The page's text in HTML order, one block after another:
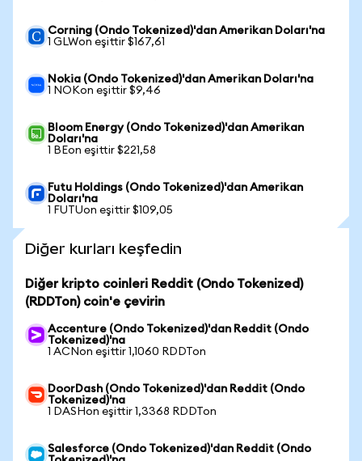
Corning (Ondo Tokenized)'dan Amerikan Doları'na
1 GLWon eşittir $167,61
Nokia (Ondo Tokenized)'dan Amerikan Doları'na
1 NOKon eşittir $9,46
Bloom Energy (Ondo Tokenized)'dan Amerikan
Doları'na
1 BEon eşittir $221,58
Futu Holdings (Ondo Tokenized)'dan Amerikan
Doları'na
1 FUTUon eşittir $109,05
Diğer kurları keşfedin
Diğer kripto coinleri Reddit (Ondo Tokenized)
(RDDTon) coin'e çevirin
Accenture (Ondo Tokenized)'dan Reddit (Ondo
Tokenized)'na
1 ACNon eşittir 1,1060 RDDTon
DoorDash (Ondo Tokenized)'dan Reddit (Ondo
Tokenized)'na
1 DASHon eşittir 1,3368 RDDTon
Salesforce (Ondo Tokenized)'dan Reddit (Ondo